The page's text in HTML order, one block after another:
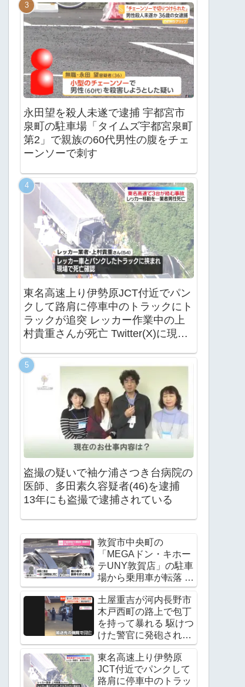
永田望を殺人未遂で逮捕 宇都宮市
泉町の駐車場「タイムズ宇都宮泉町
第2」で親族の60代男性の腹をチェ
ーンソーで刺す
東名高速上り伊勢原JCT付近でパン
クして路肩に停車中のトラックにト
ラックが追突 レッカー作業中の上
村貴重さんが死亡 Twitter(X)に現地
盗撮の疑いで袖ケ浦さつき台病院の
医師、多田素久容疑者(46)を逮捕
13年にも盗撮で逮捕されている
敦賀市中央町の
「MEGAドン・キホー
テUNY敦賀店」の駐車
場から乗用車が転落 運
転手の飯田諭さんが死
亡 Twitter(X)に現地の
様子
土屋重吉が河内長野市
木戸西町の路上で包丁
を持って暴れる 駆けつ
けた警官に発砲され死
亡
東名高速上り伊勢原
JCT付近でパンクして
路肩に停車中のトラッ